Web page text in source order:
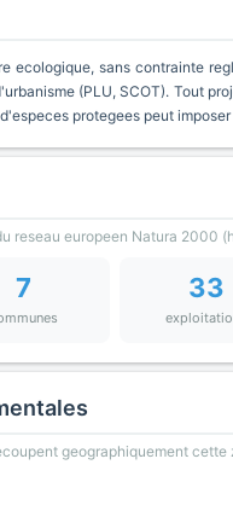
ecologique, sans contrainte
(PLU, SCOT). Tout
protegees peut
reseau europeen Natura 2000
7 33
geographiquement cette